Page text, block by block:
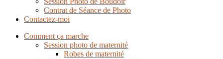
Contrat de Séance de Photo
Contactez-moi
Comment ça marche
Session photo de maternité
Robes de maternité